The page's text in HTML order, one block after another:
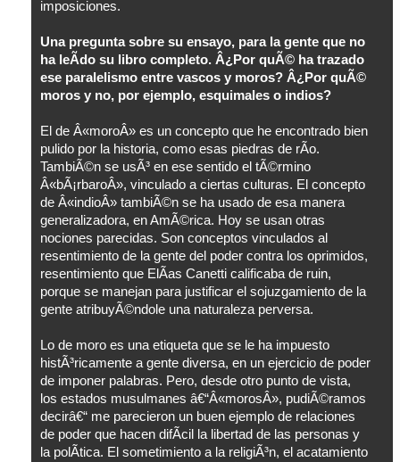
imposiciones.
Una pregunta sobre su ensayo, para la gente que no
ha leÃ­do su libro completo. Â¿Por quÃ© ha trazado
ese paralelismo entre vascos y moros? Â¿Por quÃ©
moros y no, por ejemplo, esquimales o indios?
El de Â«moroÂ» es un concepto que he encontrado bien
pulido por la historia, como esas piedras de rÃ­o.
TambiÃ©n se usÃ³ en ese sentido el tÃ©rmino
Â«bÃ¡rbaroÂ», vinculado a ciertas culturas. El concepto
de Â«indioÂ» tambiÃ©n se ha usado de esa manera
generalizadora, en AmÃ©rica. Hoy se usan otras
nociones parecidas. Son conceptos vinculados al
resentimiento de la gente del poder contra los oprimidos,
resentimiento que ElÃ­as Canetti calificaba de ruin,
porque se manejan para justificar el sojuzgamiento de la
gente atribuyÃ©ndole una naturaleza perversa.
Lo de moro es una etiqueta que se le ha impuesto
histÃ³ricamente a gente diversa, en un ejercicio de poder
de imponer palabras. Pero, desde otro punto de vista,
los estados musulmanes â€“Â«morosÂ», pudiÃ©ramos
decirâ€“ me parecieron un buen ejemplo de relaciones
de poder que hacen difÃ­cil la libertad de las personas y
la polÃ­tica. El sometimiento a la religiÃ³n, el acatamiento